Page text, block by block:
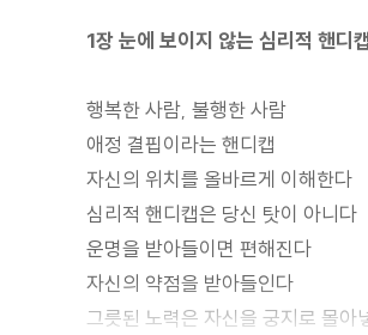
1장 눈에 보이지 않는 심리적 핸디캡
행복한 사람, 불행한 사람
애정 결핍이라는 핸디캡
자신의 위치를 올바르게 이해한다
심리적 핸디캡은 당신 탓이 아니다
운명을 받아들이면 편해진다
자신의 약점을 받아들인다
그릇된 노력은 자신을 궁지로 몰아